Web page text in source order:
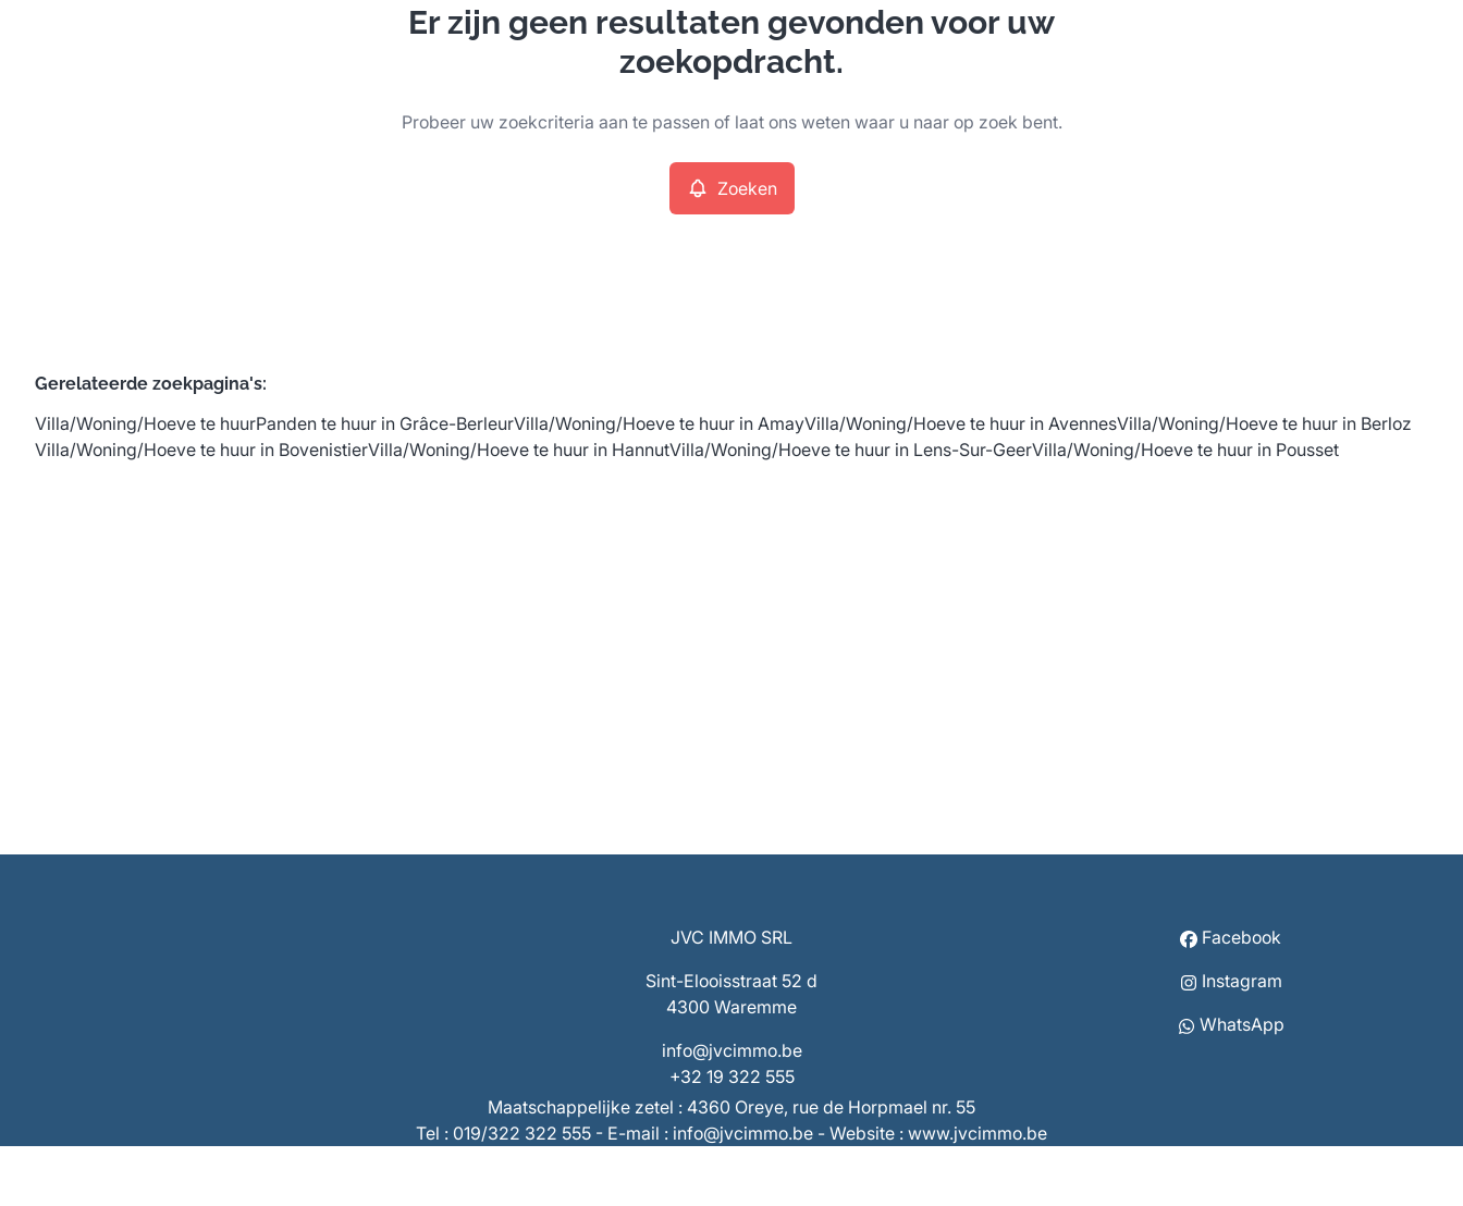
Er zijn geen resultaten gevonden voor uw
zoekopdracht.
Probeer uw zoekcriteria aan te passen of laat ons weten waar u naar op zoek bent.
Zoeken
Gerelateerde zoekpagina's:
Villa/Woning/Hoeve te huurPanden te huur in Grâce-BerleurVilla/Woning/Hoeve te huur in AmayVilla/Woning/Hoeve te huur in AvennesVilla/Woning/Hoeve te huur in Berloz
Villa/Woning/Hoeve te huur in BovenistierVilla/Woning/Hoeve te huur in HannutVilla/Woning/Hoeve te huur in Lens-Sur-GeerVilla/Woning/Hoeve te huur in Pousset
JVC IMMO SRL
Sint-Elooisstraat 52 d
4300 Waremme
info@jvcimmo.be
+32 19 322 555
Facebook
Instagram
WhatsApp
Maatschappelijke zetel : 4360 Oreye, rue de Horpmael nr. 55
Tel : 019/322 322 555 - E-mail : info@jvcimmo.be - Website : www.jvcimmo.be